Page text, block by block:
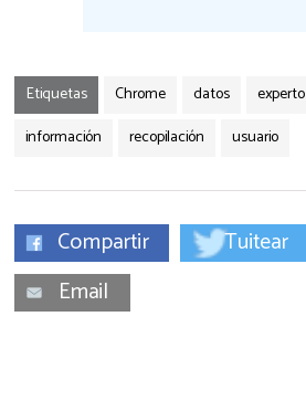
Etiquetas Chrome datos experto
información
recopilación usuario
Compartir Tuitear
Email